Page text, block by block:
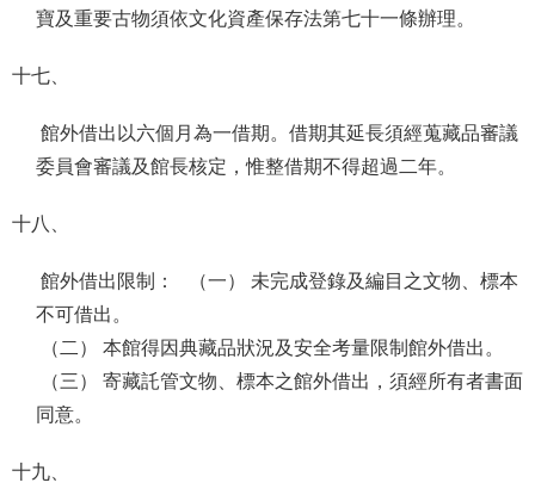
寶及重要古物須依文化資產保存法第七十一條辦理。
十七、
館外借出以六個月為一借期。借期其延長須經蒐藏品審議
委員會審議及館長核定，惟整借期不得超過二年。
十八、
館外借出限制： （一） 未完成登錄及編目之文物、標本
不可借出。
（二） 本館得因典藏品狀況及安全考量限制館外借出。
（三） 寄藏託管文物、標本之館外借出，須經所有者書面
同意。
十九、